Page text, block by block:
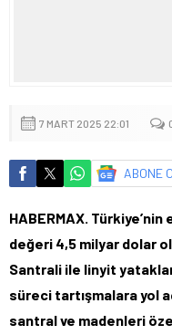
7 MART 2025 22:01
ABONE
HABERMAX.
değeri 4,5 milyar dolar
Santrali ile linyit
süreci tartışmalara yol
santral ve madenleri